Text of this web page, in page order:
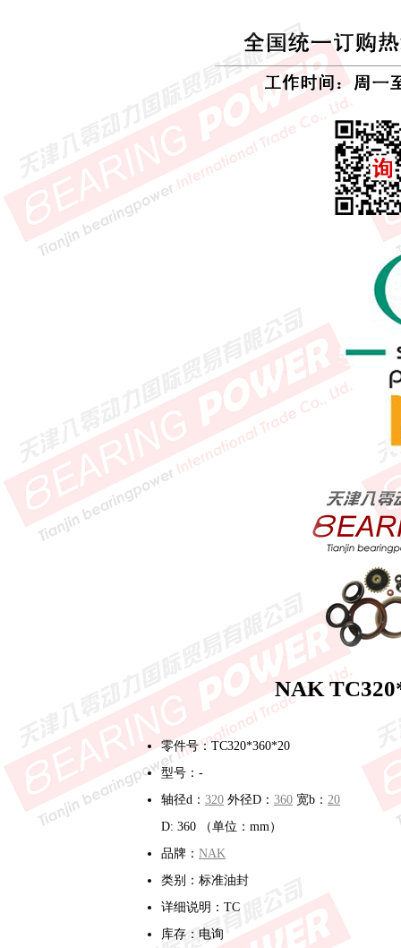
NAK
零件号：TC320*360*20
型号：-
轴径d： 320 外径D： 360 宽b： 20
D: 360 （单位：mm）
品牌： NAK
类别：标准油封
详细说明：TC
库存：电询